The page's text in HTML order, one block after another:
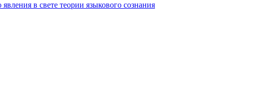
в свете теории языкового сознания